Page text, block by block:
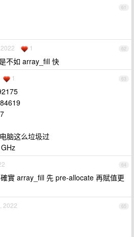
61
62
1
不如 array_fill 快
63
1
脑这么垃圾过
64
實 array_fill 先 pre-allocate 再賦值更
65
2022